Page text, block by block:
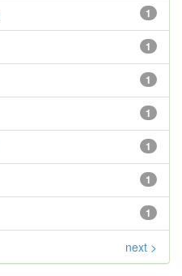
1
1
1
1
1
1
1
next >